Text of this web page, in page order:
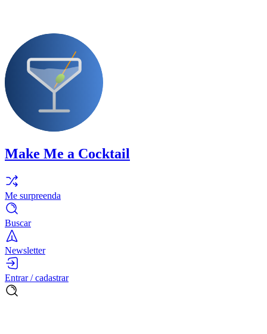
Make Me a Cocktail
Me surpreenda
Buscar
Newsletter
Entrar / cadastrar